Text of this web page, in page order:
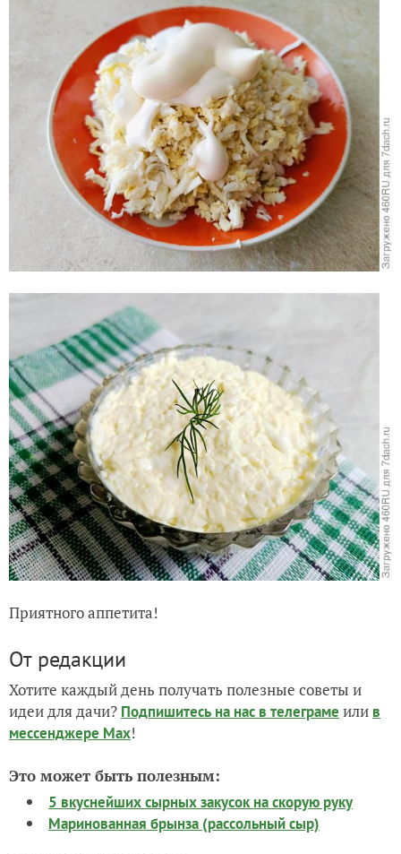
Приятного аппетита!
От редакции
Хотите каждый день получать полезные советы и
идеи для дачи? Подпишитесь на нас в телеграме или в
мессенджере Max!
Это может быть полезным:
5 вкуснейших сырных закусок на скорую руку
Маринованная брынза (рассольный сыр)